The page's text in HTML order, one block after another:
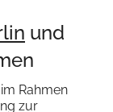
und
Rahmen
zur